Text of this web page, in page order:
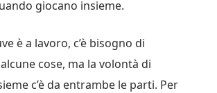
giocano insieme.
è a lavoro, c’è bisogno di
cose, ma la volontà di
c’è da entrambe le parti. Per